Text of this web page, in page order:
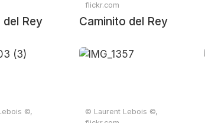
del Rey
flickr.com
Caminito del Rey
©,
© Laurent Lebois ©,